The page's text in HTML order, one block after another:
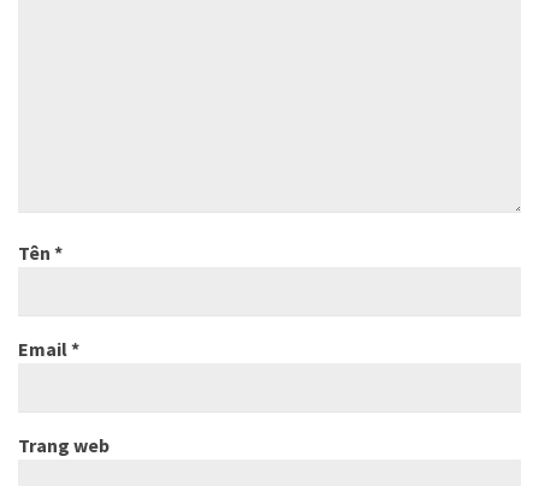
Tên *
Email*
Trang web